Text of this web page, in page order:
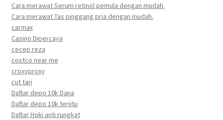
Cara merawat Serum retinol pemula dengan mudah.
Cara merawat Tas pinggang pria dengan mudah.
carmax
Casino Dipercaya
cecep reza
costco near me
croxyproxy
cut tari
Daftar depo 10k Dana
Daftar depo 10k terjitu
Daftar Hoki anti rungkat